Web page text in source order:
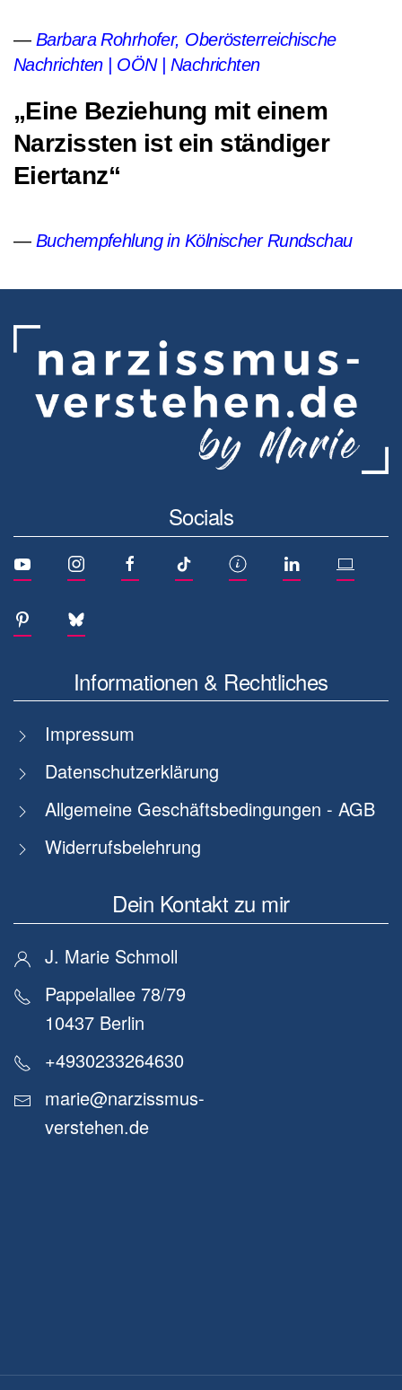
Barbara Rohrhofer, Oberösterreichische
Nachrichten | OÖN | Nachrichten
„Eine Beziehung mit einem
Narzissten ist ein ständiger
Eiertanz“
Buchempfehlung in Kölnischer Rundschau
Socials
Informationen & Rechtliches
Impressum
Datenschutzerklärung
Allgemeine Geschäftsbedingungen - AGB
Widerrufsbelehrung
Dein Kontakt zu mir
J. Marie Schmoll
Pappelallee 78/79
10437 Berlin
+4930233264630
marie@narzissmus-
verstehen.de